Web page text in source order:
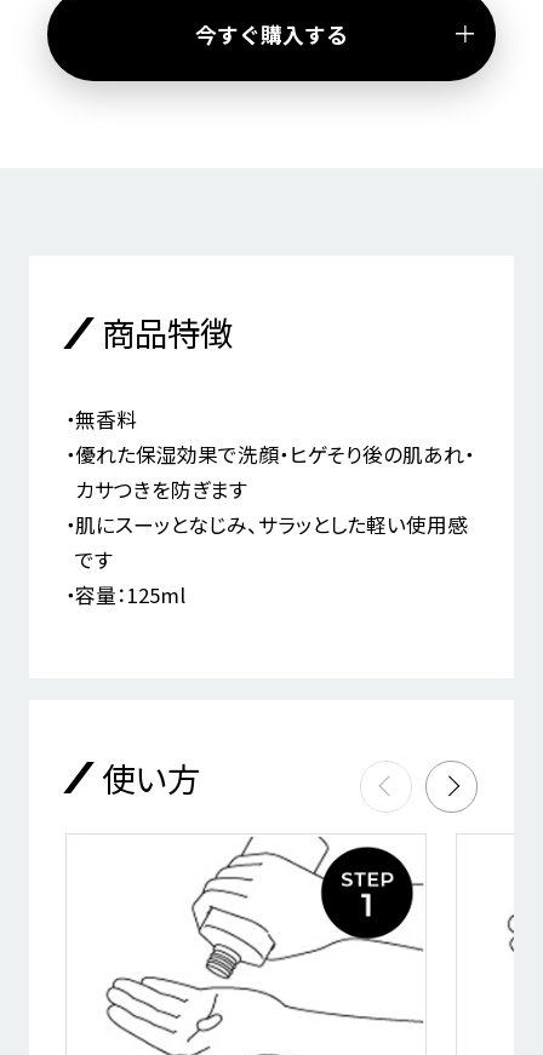
今すぐ購入する
商品特徴
無香料
優れた保湿効果で洗顔・ヒゲそり後の肌あれ・
カサつきを防ぎます
肌にスーッとなじみ、サラッとした軽い使用感
です
容量：125ml
使い方